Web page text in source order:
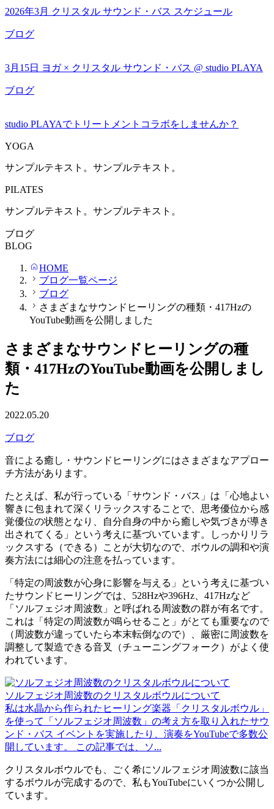
2026年3月 クリスタル サウンド・バス スケジュール
ブログ
3月15日 ヨガ × クリスタル サウンド・バス @ studio PLAYA
ブログ
studio PLAYAでトリートメントコラボをしませんか？
YOGA
サンプルテキスト。サンプルテキスト。
PILATES
サンプルテキスト。サンプルテキスト。
ブログ
BLOG
HOME
ブログ一覧ページ
ブログ
さまざまなサウンドヒーリングの種類・417Hzの
YouTube動画を公開しました
さまざまなサウンドヒーリングの種
類・417HzのYouTube動画を公開しまし
た
2022.05.20
ブログ
音による癒し・サウンドヒーリングにはさまざまなアプロー
チ方法があります。
たとえば、私が行っている「サウンド・バス」は「心地よい
響きに包まれて深くリラックスすることで、思考優位から感
覚優位の状態となり、自分自身の中から癒しや気づきが導き
出されてくる」という考えに基づいています。しっかりリラ
ックスする（できる）ことが大切なので、ボウルの調和や演
奏方法には細心の注意を払っています。
「特定の周波数が心身に影響を与える」という考えに基づい
たサウンドヒーリングでは、528Hzや396Hz、417Hzなど
「ソルフェジオ周波数」と呼ばれる周波数の群が有名です。
これは「特定の周波数が鳴らせること」がとても重要なので
（周波数が違っていたら本末転倒なので）、厳密に周波数を
調整して製造できる音叉（チューニングフォーク）がよく使
われています。
ソルフェジオ周波数のクリスタルボウルについて
私は水晶から作られたヒーリング楽器「クリスタルボウル」
を使って「ソルフェジオ周波数」の考え方を取り入れたサウ
ンド・バス イベントを実施したり、演奏をYouTubeで多数公
開しています。 この記事では、ソ...
クリスタルボウルでも、ごく希にソルフェジオ周波数に該当
するボウルが完成するので、私もYouTubeにいくつか公開し
ています。